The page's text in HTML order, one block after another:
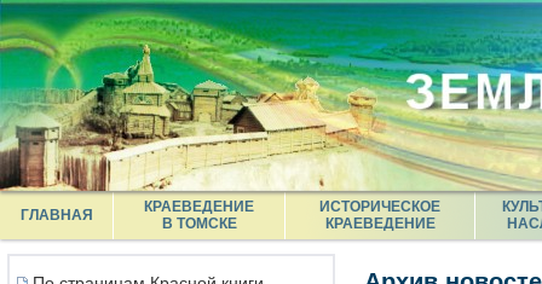
ГЛАВНАЯ
КРАЕВЕДЕНИЕ
В ТОМСКЕ
ИСТОРИЧЕСКОЕ
КРАЕВЕДЕНИЕ